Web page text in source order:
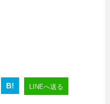
B! LINEへ送る